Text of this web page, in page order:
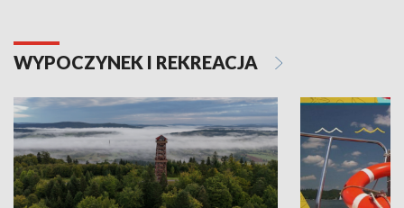
WYPOCZYNEK I REKREACJA